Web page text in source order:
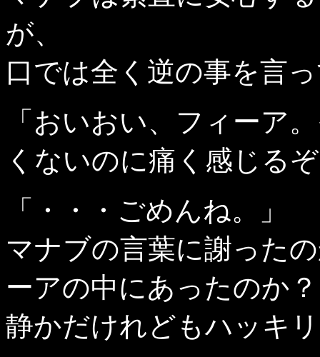
が、
口では全く逆の事を言
「おいおい、フィーア
くないのに痛く感じる
「・・・ごめんね。」
マナブの言葉に謝った
ーアの中にあったのか？
静かだけれどもハッキ